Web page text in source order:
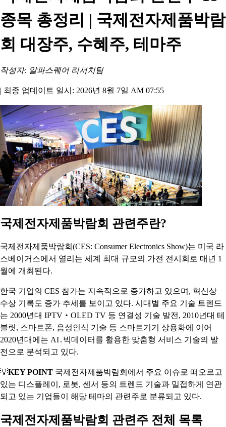
종목 총정리 | 국제전자제품박람
회 대장주, 수혜주, 테마주
작성자: 알파스퀘어 리서치팀
| 최종 업데이트 일시: 2026년 8월 7일 AM 07:55
국제전자제품박람회 관련주란?
국제전자제품박람회(CES: Consumer Electronics Show)는 미국 라
스베이거스에서 열리는 세계 최대 규모의 가전 전시회로 매년 1
월에 개최된다.
한국 기업의 CES 참가는 지속적으로 증가하고 있으며, 혁신상
수상 기록도 증가 추세를 보이고 있다. 시대별 주요 기술 트렌드
는 2000년대 IPTV‧OLED TV 등 연결성 기술 발전, 2010년대 테
블릿, 스마트폰, 음성인식 기술 등 스마트기기 상용화에 이어
2020년대에는 AI․빅데이터를 활용한 맞춤형 서비스 기술의 발
전으로 분석되고 있다.
💡KEY POINT 국제전자제품박람회에서 주요 이슈로 떠오르고
있는 디스플레이, 로봇, 센서 등의 트렌드 기술과 밀접하게 연관
되고 있는 기업들이 해당 테마의 관련주로 분류되고 있다.
국제전자제품박람회 관련주 전체 목록